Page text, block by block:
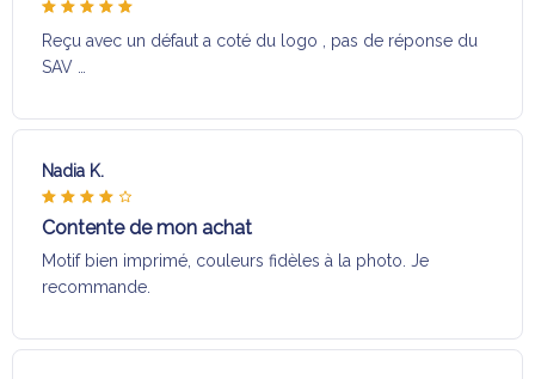
Reçu avec un défaut a coté du logo , pas de réponse du
SAV …
Nadia K.
Contente de mon achat
Motif bien imprimé, couleurs fidèles à la photo. Je
recommande.